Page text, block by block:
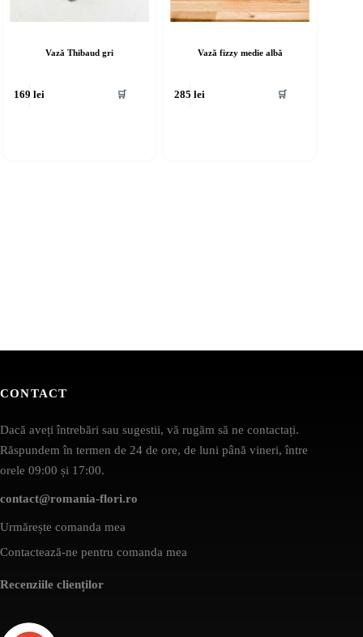
Vază Thibaud gri
169lei 🛒
Vază fizzy medie albă
285lei 🛒
CONTACT
Dacă aveți întrebări sau sugestii, vă rugăm să ne contactați.
Răspundem în termen de 24 de ore, de luni până vineri, între
orele 09:00 și 17:00.
contact@romania-flori.ro
Urmărește comanda mea
Contactează-ne pentru comanda mea
Recenziile clienților